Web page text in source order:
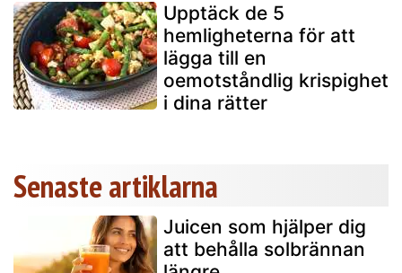
Upptäck de 5
hemligheterna för att
lägga till en
oemotståndlig krispighet
i dina rätter
Senaste artiklarna
Juicen som hjälper dig
att behålla solbrännan